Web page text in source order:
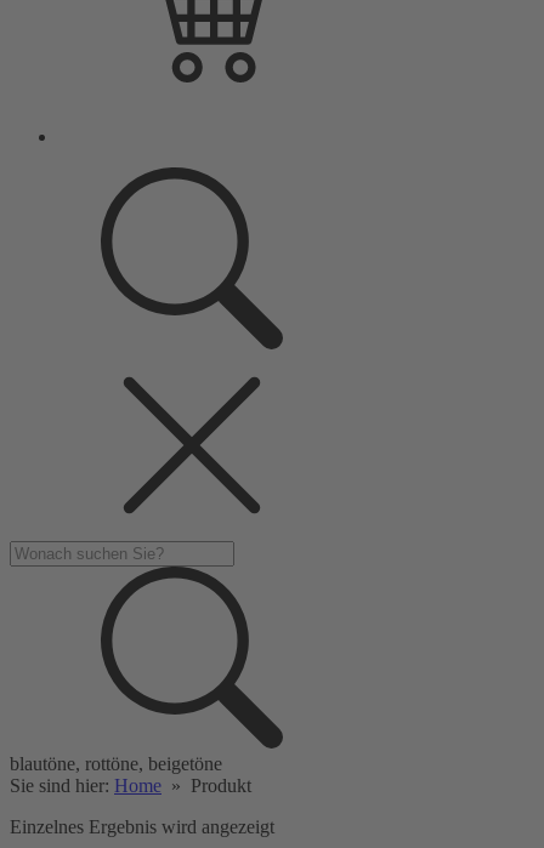
blautöne, rottöne, beigetöne
Sie sind hier: Home » Produkt
Einzelnes Ergebnis wird angezeigt